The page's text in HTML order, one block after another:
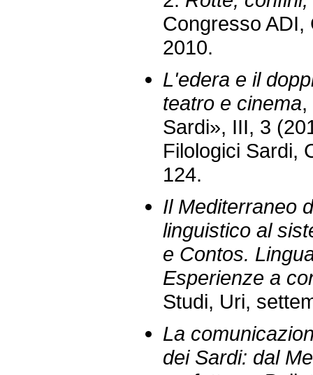
Congresso
2010.
L'edera e il
teatro e cinema,
Sardi», III, 3
Filologici Sardi,
124.
Il Mediterraneo
linguistico al
e Contos.
Esperienze a
Studi, Uri,
La
dei Sardi: dal